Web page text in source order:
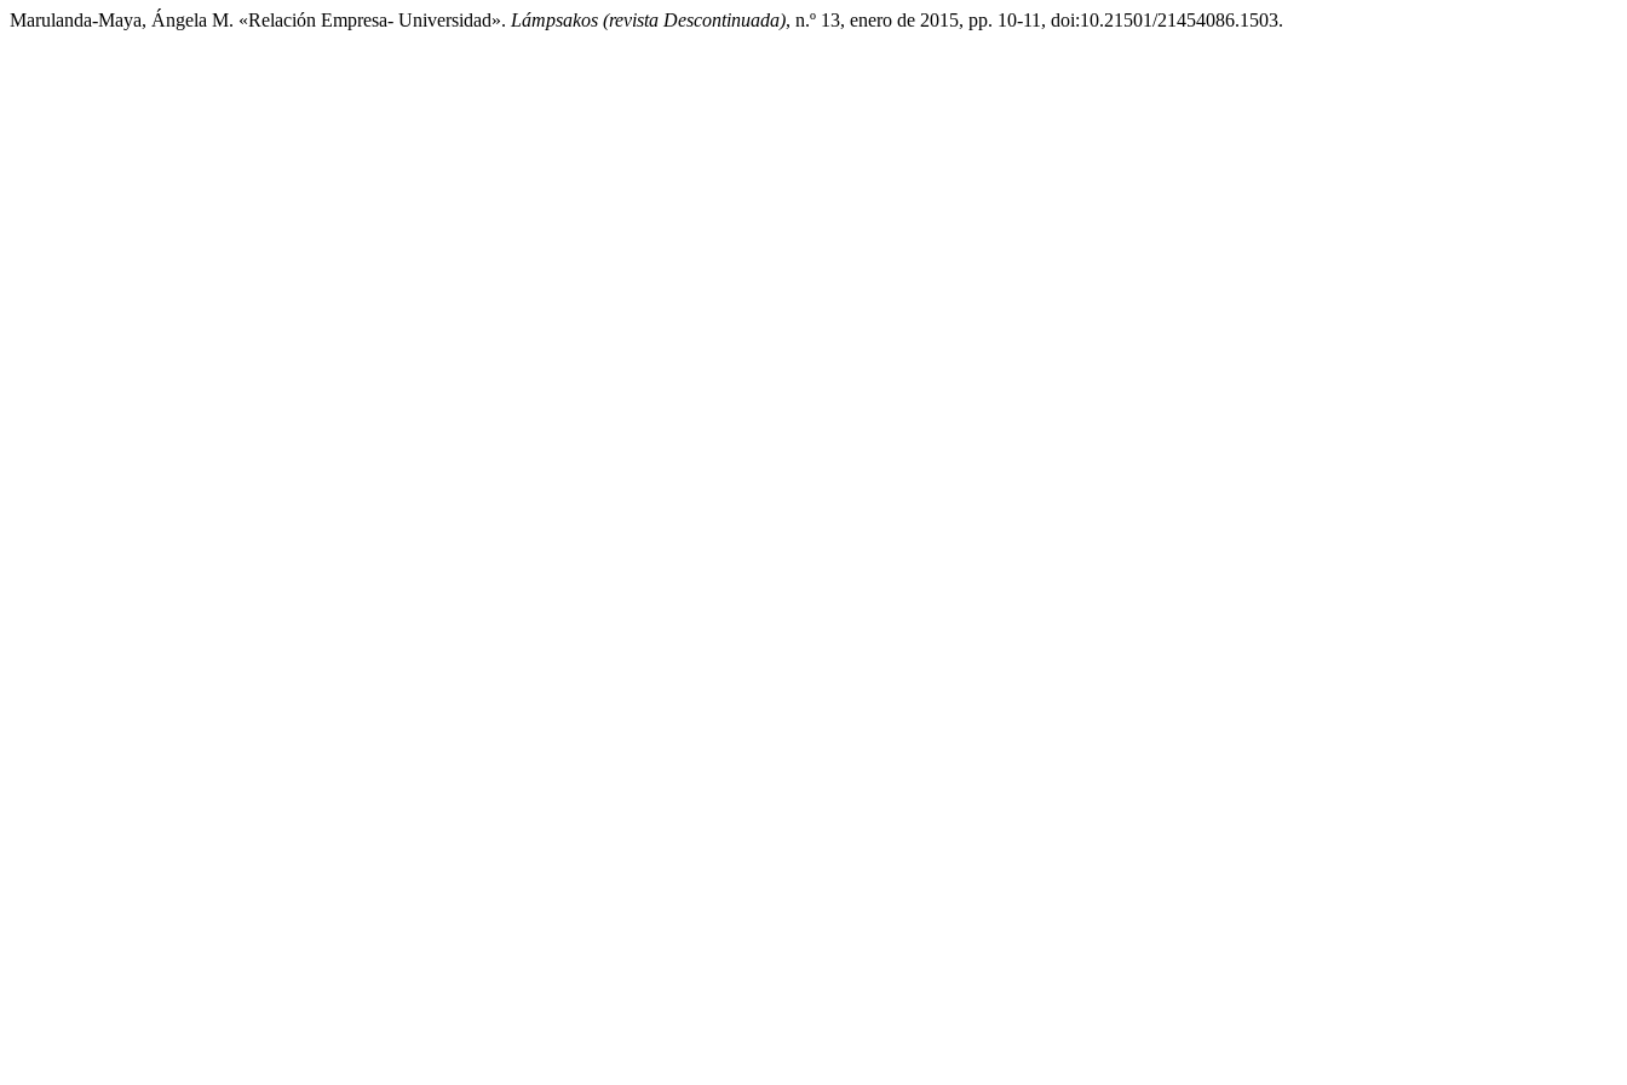
Marulanda-Maya, Ángela M. «Relación Empresa- Universidad». Lámpsakos (revista Descontinuada), n.º 13, enero de 2015, pp. 10-11, doi:10.21501/21454086.1503.